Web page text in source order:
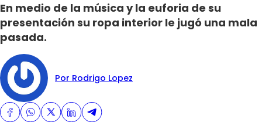
En medio de la música y la euforia de su
presentación su ropa interior le jugó una mala
pasada.
Por Rodrigo Lopez